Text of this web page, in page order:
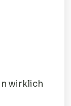
wirklich